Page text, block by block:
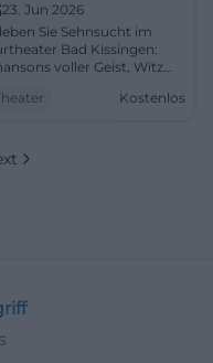
23. Jun 2026
Sie Sehnsucht im
Bad Kissingen:
voller Geist, Witz
Manzels
– jetzt Plätze
Kostenlos